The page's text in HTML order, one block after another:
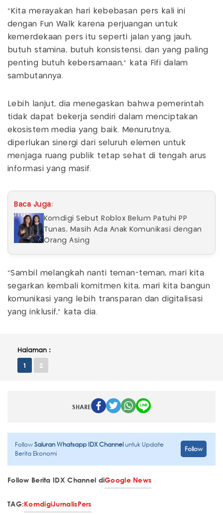
"Kita merayakan hari kebebasan pers kali ini
dengan Fun Walk karena perjuangan untuk
kemerdekaan pers itu seperti jalan yang jauh,
butuh stamina, butuh konsistensi, dan yang paling
penting butuh kebersamaan," kata Fifi dalam
sambutannya.
Lebih lanjut, dia menegaskan bahwa pemerintah
tidak dapat bekerja sendiri dalam menciptakan
ekosistem media yang baik. Menurutnya,
diperlukan sinergi dari seluruh elemen untuk
menjaga ruang publik tetap sehat di tengah arus
informasi yang masif.
Baca Juga:
Komdigi Sebut Roblox Belum Patuhi PP
Tunas, Masih Ada Anak Komunikasi dengan
Orang Asing
"Sambil melangkah nanti teman-teman, mari kita
segarkan kembali komitmen kita, mari kita bangun
komunikasi yang lebih transparan dan digitalisasi
yang inklusif," kata dia.
Halaman :
1 2
SHARE
FollowSaluran Whatsapp IDX Channeluntuk Update
Berita Ekonomi
Follow
Follow Berita IDX Channel diGoogle News
TAG:KomdigiJurnalisPers